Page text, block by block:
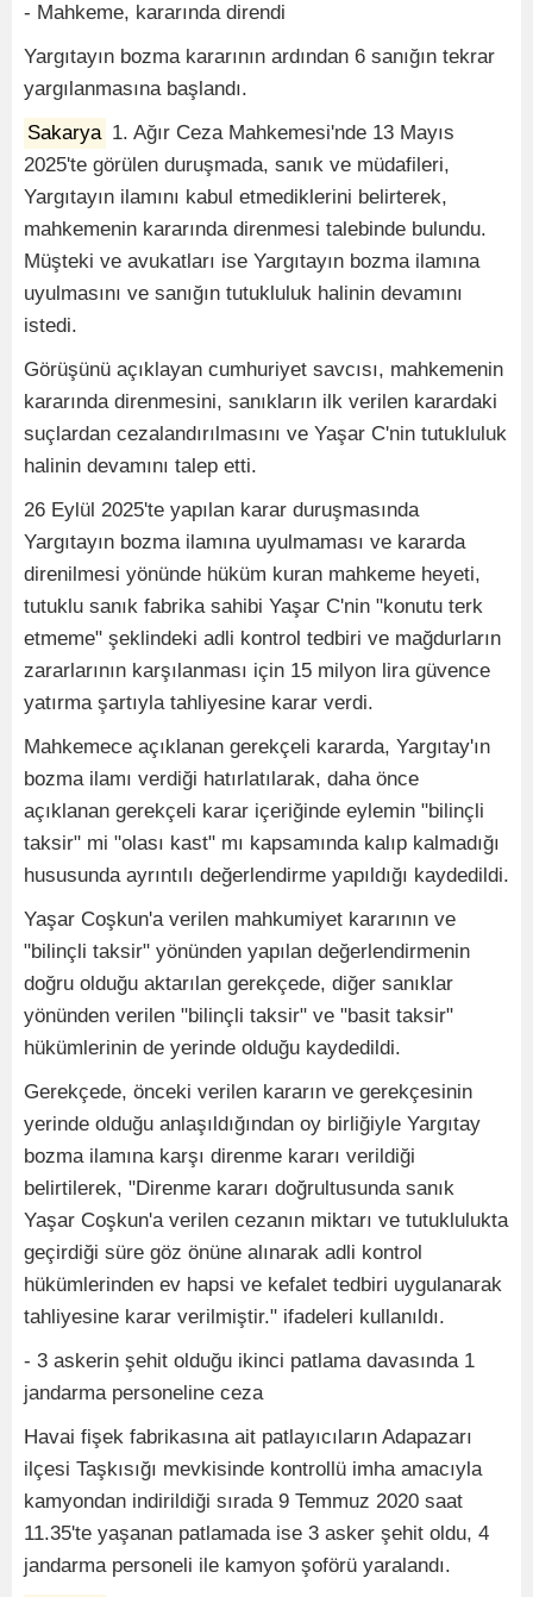
- Mahkeme, kararında direndi
Yargıtayın bozma kararının ardından 6 sanığın tekrar
yargılanmasına başlandı.
Sakarya 1. Ağır Ceza Mahkemesi'nde 13 Mayıs
2025'te görülen duruşmada, sanık ve müdafileri,
Yargıtayın ilamını kabul etmediklerini belirterek,
mahkemenin kararında direnmesi talebinde bulundu.
Müşteki ve avukatları ise Yargıtayın bozma ilamına
uyulmasını ve sanığın tutukluluk halinin devamını
istedi.
Görüşünü açıklayan cumhuriyet savcısı, mahkemenin
kararında direnmesini, sanıkların ilk verilen karardaki
suçlardan cezalandırılmasını ve Yaşar C'nin tutukluluk
halinin devamını talep etti.
26 Eylül 2025'te yapılan karar duruşmasında
Yargıtayın bozma ilamına uyulmaması ve kararda
direnilmesi yönünde hüküm kuran mahkeme heyeti,
tutuklu sanık fabrika sahibi Yaşar C'nin "konutu terk
etmeme" şeklindeki adli kontrol tedbiri ve mağdurların
zararlarının karşılanması için 15 milyon lira güvence
yatırma şartıyla tahliyesine karar verdi.
Mahkemece açıklanan gerekçeli kararda, Yargıtay'ın
bozma ilamı verdiği hatırlatılarak, daha önce
açıklanan gerekçeli karar içeriğinde eylemin "bilinçli
taksir" mi "olası kast" mı kapsamında kalıp kalmadığı
hususunda ayrıntılı değerlendirme yapıldığı kaydedildi.
Yaşar Coşkun'a verilen mahkumiyet kararının ve
"bilinçli taksir" yönünden yapılan değerlendirmenin
doğru olduğu aktarılan gerekçede, diğer sanıklar
yönünden verilen "bilinçli taksir" ve "basit taksir"
hükümlerinin de yerinde olduğu kaydedildi.
Gerekçede, önceki verilen kararın ve gerekçesinin
yerinde olduğu anlaşıldığından oy birliğiyle Yargıtay
bozma ilamına karşı direnme kararı verildiği
belirtilerek, "Direnme kararı doğrultusunda sanık
Yaşar Coşkun'a verilen cezanın miktarı ve tutuklulukta
geçirdiği süre göz önüne alınarak adli kontrol
hükümlerinden ev hapsi ve kefalet tedbiri uygulanarak
tahliyesine karar verilmiştir." ifadeleri kullanıldı.
- 3 askerin şehit olduğu ikinci patlama davasında 1
jandarma personeline ceza
Havai fişek fabrikasına ait patlayıcıların Adapazarı
ilçesi Taşkısığı mevkisinde kontrollü imha amacıyla
kamyondan indirildiği sırada 9 Temmuz 2020 saat
11.35'te yaşanan patlamada ise 3 asker şehit oldu, 4
jandarma personeli ile kamyon şoförü yaralandı.